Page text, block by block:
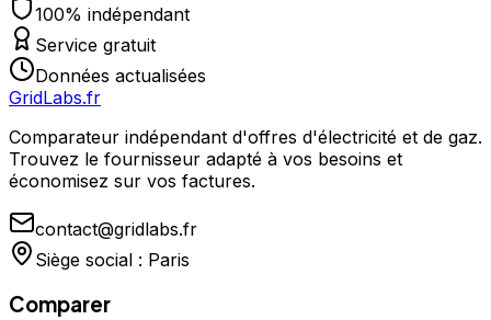
100% indépendant
Service gratuit
Données actualisées
GridLabs.fr
Comparateur indépendant d'offres d'électricité et de gaz.
Trouvez le fournisseur adapté à vos besoins et
économisez sur vos factures.
contact@gridlabs.fr
Siège social : Paris
Comparer